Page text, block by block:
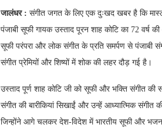
जालंधर : संगीत जगत के लिए एक दुःखद खबर है कि
पंजाबी सूफी गायक उस्ताद पूरन शाह कोटि का 72 वर्ष
सूफी परंपरा और लोक संगीत के प्रति समर्पण से पंजाबी
संगीत प्रेमियों और शिष्यों में शोक की लहर दौड़ गई है।
उस्ताद पूर्ण शाह कोटि जी को सूफी और भक्ति संगीत की
संगीत की बारीकियां सिखाईं और उन्हें आध्यात्मिक
जिन्होंने आगे चलकर देश-विदेश में भारतीय सूफी और भजन